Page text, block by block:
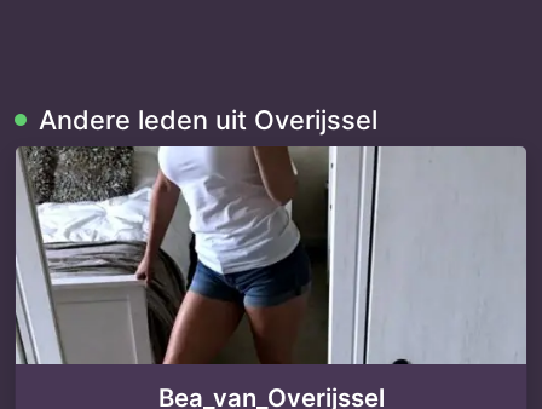
Andere leden uit Overijssel
Bea_van_Overijssel